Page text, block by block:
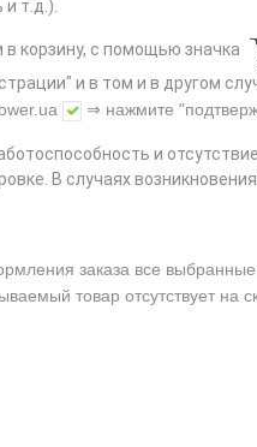
т.д.).
корзину, с помощью значка
и в том и в другом
⇒ нажмите
и
В случаях
заказа все
товар отсутствует на